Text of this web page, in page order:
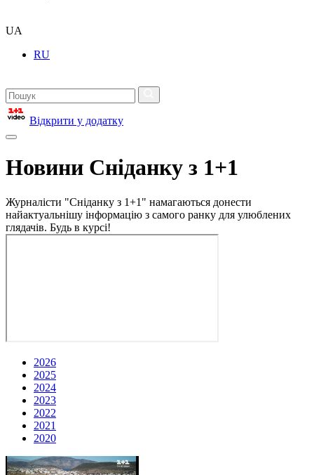
UA
RU
Відкрити у додатку
Новини Сніданку з 1+1
Журналісти "Сніданку з 1+1" намагаються донести
найактуальнішу інформацію з самого ранку для улюблених
глядачів. Будь в курсі!
2026
2025
2024
2023
2022
2021
2020